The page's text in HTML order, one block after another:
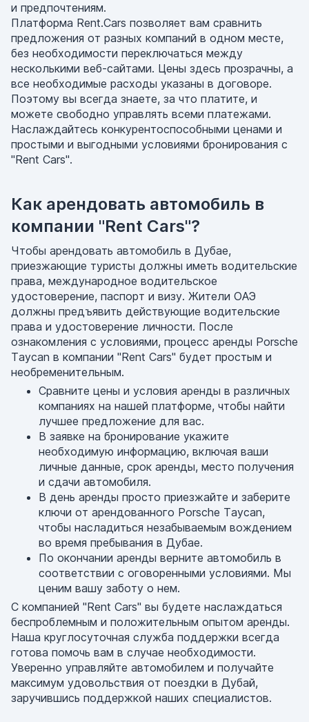
и предпочтениям.
Платформа Rent.Cars позволяет вам сравнить
предложения от разных компаний в одном месте,
без необходимости переключаться между
несколькими веб-сайтами. Цены здесь прозрачны, а
все необходимые расходы указаны в договоре.
Поэтому вы всегда знаете, за что платите, и
можете свободно управлять всеми платежами.
Наслаждайтесь конкурентоспособными ценами и
простыми и выгодными условиями бронирования с
"Rent Cars".
Как арендовать автомобиль в
компании "Rent Cars"?
Чтобы арендовать автомобиль в Дубае,
приезжающие туристы должны иметь водительские
права, международное водительское
удостоверение, паспорт и визу. Жители ОАЭ
должны предъявить действующие водительские
права и удостоверение личности. После
ознакомления с условиями, процесс аренды Porsche
Taycan в компании "Rent Cars" будет простым и
необременительным.
Сравните цены и условия аренды в различных
компаниях на нашей платформе, чтобы найти
лучшее предложение для вас.
В заявке на бронирование укажите
необходимую информацию, включая ваши
личные данные, срок аренды, место получения
и сдачи автомобиля.
В день аренды просто приезжайте и заберите
ключи от арендованного Porsche Taycan,
чтобы насладиться незабываемым вождением
во время пребывания в Дубае.
По окончании аренды верните автомобиль в
соответствии с оговоренными условиями. Мы
ценим вашу заботу о нем.
С компанией "Rent Cars" вы будете наслаждаться
беспроблемным и положительным опытом аренды.
Наша круглосуточная служба поддержки всегда
готова помочь вам в случае необходимости.
Уверенно управляйте автомобилем и получайте
максимум удовольствия от поездки в Дубай,
заручившись поддержкой наших специалистов.